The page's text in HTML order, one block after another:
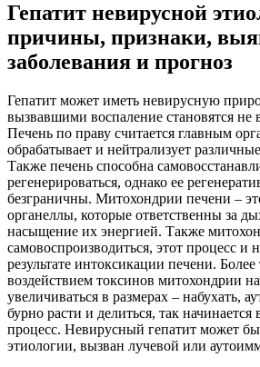
Гепатит невирусной
причины, признаки,
заболевания и прогноз
Гепатит может иметь невирусную
вызвавшими воспаление становятся не
Печень по праву считается главным
обрабатывает и нейтрализует
Также печень способна
регенерироваться, однако ее
безграничны. Митохондрии печени –
органеллы, которые ответственны за
насыщение их энергией. Также
самовоспроизводиться, этот процесс и
результате интоксикации печени. Более
воздействием токсинов митохондрии
увеличиваться в размерах – набухать,
бурно расти и делиться, так
процесс. Невирусный гепатит может
этиологии, вызван лучевой или